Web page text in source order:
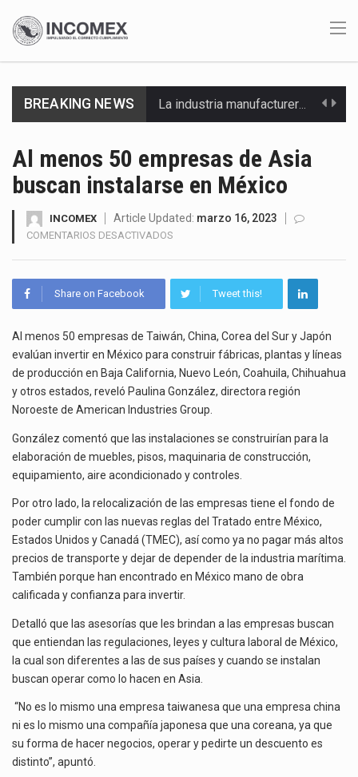
BREAKING NEWS La industria manufacturera de exportación afiliada a Index en Nuevo León ha alcanzado hasta 10%…
El secretario de Economía de México, Marcelo Ebrard Casaubon, sostuvo una reunión de trabajo con…
La reforma que reduce la jornada laboral a 40 horas semanales omitió precisar su aplicación…
Al menos 50 empresas de Asia
buscan instalarse en México
INCOMEX Article Updated: marzo 16, 2023
COMENTARIOS DESACTIVADOS
EMPRESAS
ASIA
BUSCAN
INSTALARSE
EN
MÉXICO
Share on Facebook Tweet this!
Al menos 50 empresas de Taiwán, China, Corea del Sur y Japón
evalúan invertir en México para construir fábricas, plantas y líneas
de producción en Baja California, Nuevo León, Coahuila, Chihuahua
y otros estados, reveló Paulina González, directora región
Noroeste de American Industries Group.
González comentó que las instalaciones se construirían para la
elaboración de muebles, pisos, maquinaria de construcción,
equipamiento, aire acondicionado y controles.
Por otro lado, la relocalización de las empresas tiene el fondo de
poder cumplir con las nuevas reglas del Tratado entre México,
Estados Unidos y Canadá (TMEC), así como ya no pagar más altos
precios de transporte y dejar de depender de la industria marítima.
También porque han encontrado en México mano de obra
calificada y confianza para invertir.
Detalló que las asesorías que les brindan a las empresas buscan
que entiendan las regulaciones, leyes y cultura laboral de México,
la cual son diferentes a las de sus países y cuando se instalan
buscan operar como lo hacen en Asia.
“No es lo mismo una empresa taiwanesa que una empresa china
ni es lo mismo una compañía japonesa que una coreana, ya que
su forma de hacer negocios, operar y pedirte un descuento es
distinto”, apuntó.